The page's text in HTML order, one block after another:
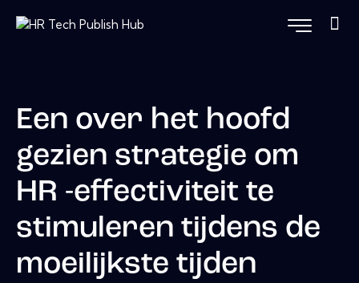
Een over het hoofd
gezien strategie om
HR -effectiviteit te
stimuleren tijdens de
moeilijkste tijden